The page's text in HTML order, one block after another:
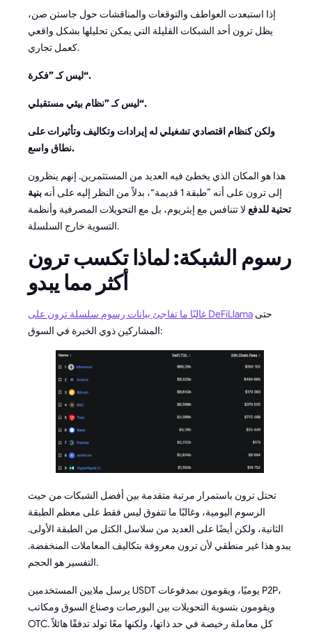
إذا استبعدت العواطف والتوقعات والمناقشات حول جاستن صن،
يظل ترون أحد الشبكات القليلة التي يمكن تحليلها بشكل واقعي
كعمل تجاري.
ليس كـ ”فكرة“.
ليس كـ ”نظام بيئي مستقبلي“.
ولكن كنظام اقتصادي تشغيلي له إيرادات وتكاليف وتأثيرات على
نطاق واسع.
هذا هو المكان الذي يخطئ فيه العديد من المستثمرين. إنهم ينظرون
إلى ترون على أنه ”طبقة 1 قديمة“، بدلاً من النظر إليه على أنه
بنية
تحتية للدفع لا تتنافس مع إيثريوم، بل مع التحويلات المصرفية وأنظمة
التسوية خارج السلسلة.
رسوم الشبكة: لماذا تكسب ترون
أكثر مما يبدو
غالبًا ما تفاجئ بيانات رسوم سلسلة ترون على DeFiLlama
المشاركين ذوي الخبرة في السوق:
تحتل ترون باستمرار مرتبة متقدمة بين أفضل الشبكات من حيث
الرسوم اليومية، وغالبًا ما تتفوق ليس فقط على معظم الطبقة
الثانية، ولكن أيضًا على العديد من سلاسل الكتل من الطبقة الأولى.
يبدو هذا غير منطقي لأن ترون معروفة بتكاليف المعاملات المنخفضة.
التفسير هو الحجم.
يرسل ملايين المستخدمين USDT يوميًا، ويقومون بمدفوعات P2P،
ويقومون بتسوية التحويلات بين البورصات وصناع السوق ومكاتب
OTC. كل معاملة رخيصة في حد ذاتها، ولكنها معًا تولد تدفقًا هائلاً